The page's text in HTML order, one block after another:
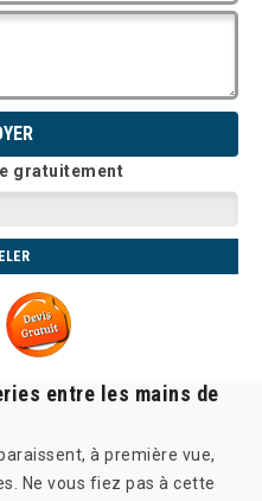
gratuitement
entre les mains de
à première vue,
Ne vous fiez pas à cette